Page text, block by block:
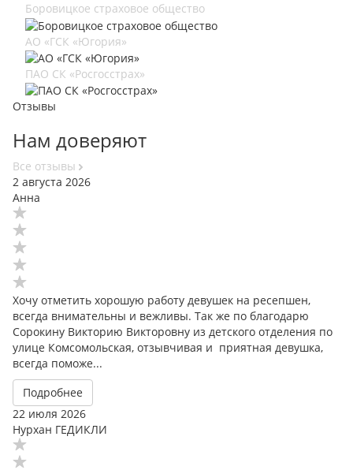
Боровицкое страховое общество
АО «ГСК «Югория»
ПАО СК «Росгосстрах»
Отзывы
Нам доверяют
Все отзывы
2 августа 2026
Анна
Хочу отметить хорошую работу девушек на ресепшен,
всегда внимательны и вежливы. Так же по благодарю
Сорокину Викторию Викторовну из детского отделения по
улице Комсомольская, отзывчивая и приятная девушка,
всегда поможе...
Подробнее
22 июля 2026
Нурхан ГЕДИКЛИ